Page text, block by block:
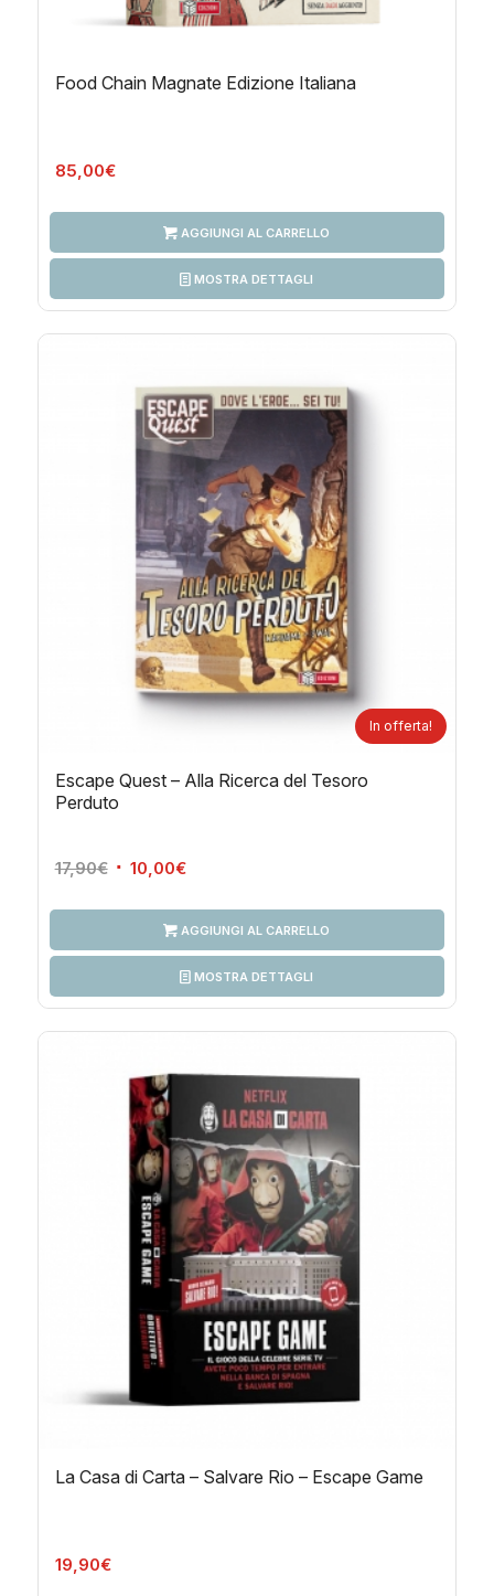
Food Chain Magnate Edizione Italiana
85,00€
AGGIUNGI AL CARRELLO
MOSTRA DETTAGLI
Escape Quest – Alla Ricerca del Tesoro
Perduto
17,90€ Il 10,00€Il
10,00€.
In offerta!
AGGIUNGI AL CARRELLO
MOSTRA DETTAGLI
La Casa di Carta – Salvare Rio – Escape Game
19,90€